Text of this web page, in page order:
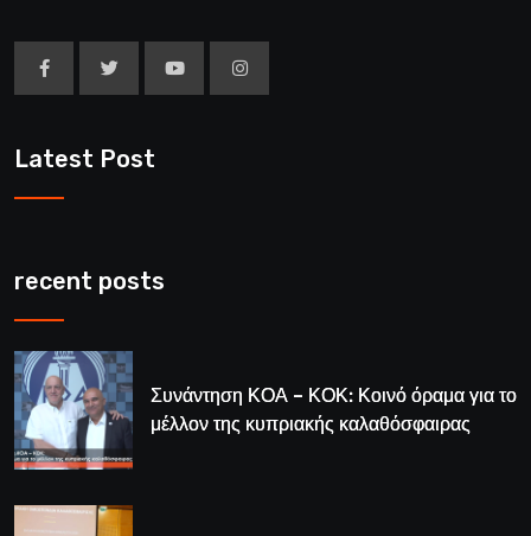
Latest Post
recent posts
Συνάντηση ΚΟΑ – ΚΟΚ: Κοινό όραμα για το
μέλλον της κυπριακής καλαθόσφαιρας